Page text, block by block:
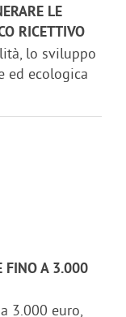
LE
RICETTIVO
lo sviluppo
ed ecologica
FINO A 3.000
3.000 euro,